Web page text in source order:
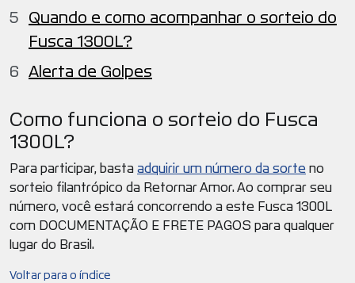
Quando e como acompanhar o sorteio do
Fusca 1300L?
Alerta de Golpes
Como funciona o sorteio do Fusca
1300L?
Para participar, bastaadquirir um número da sorteno
sorteio filantrópico da Retornar Amor. Ao comprar seu
número, você estará concorrendo a este Fusca 1300L
com DOCUMENTAÇÃO E FRETE PAGOS para qualquer
lugar do Brasil.
Voltar para o índice